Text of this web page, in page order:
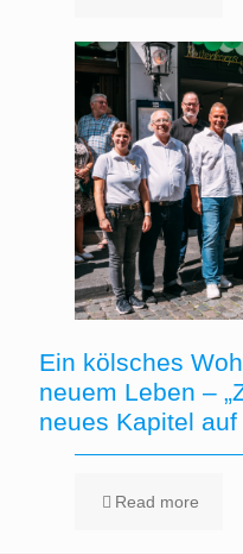
Ein kölsches
neuem Leben –
neues Kapitel auf
Read more